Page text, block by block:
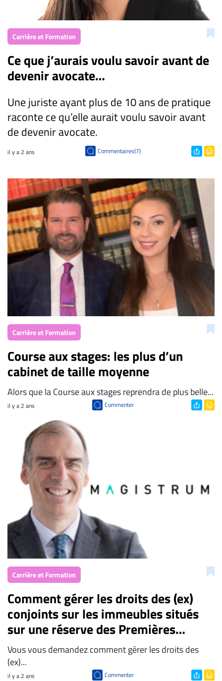
CARRIÈRE
ET
EMPLOIS
AVOCATS
JURISTES
Offres
d'emploi
Continue
Scoop?
CABINETS
ET
ENTREPRISES
Espace
entreprises
entreprises
Publier
un
emploi
Publicité
Solutions de
recrutements
TROUVEZ-
NOUS
Nous
joindre
À
propos
Infolettre
S’abonner
FAQ
Politique de
confidentialité
Carrière et Formation
Ce que j’aurais voulu savoir avant de
devenir avocate…
Une juriste ayant plus de 10 ans de pratique
raconte ce qu’elle aurait voulu savoir avant
de devenir avocate.
il y a 2 ans Commentaires(7)
Carrière et Formation
Course aux stages: les plus d’un
cabinet de taille moyenne
Alors que la Course aux stages reprendra de plus belle...
il y a 2 ans Commenter
Carrière et Formation
Comment gérer les droits des (ex)
conjoints sur les immeubles situés
sur une réserve des Premières
nations?
Vous vous demandez comment gérer les droits des
(ex)...
il y a 2 ans Commenter